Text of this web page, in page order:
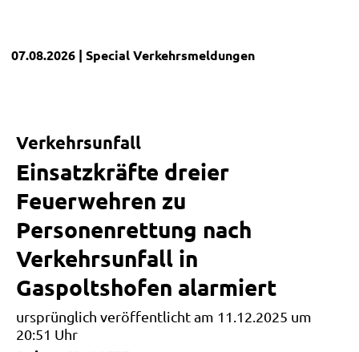
07.08.2026 | SpecialVerkehrsmeldungen
Verkehrsunfall
Einsatzkräfte dreier
Feuerwehren zu
Personenrettung nach
Verkehrsunfall in
Gaspoltshofen alarmiert
ursprünglich veröffentlicht am 11.12.2025 um
20:51 Uhr